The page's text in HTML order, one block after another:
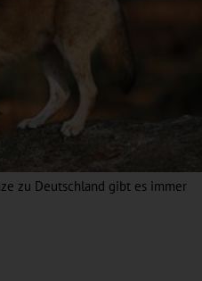
zu Deutschland gibt es immer